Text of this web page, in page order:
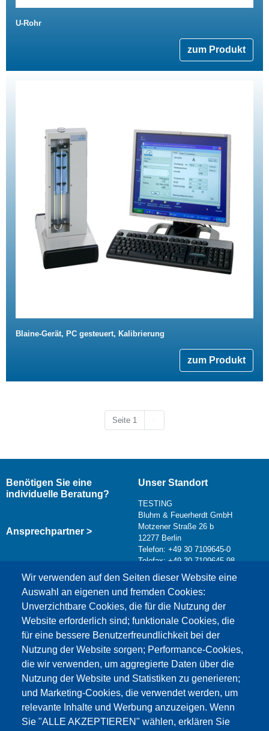
U-Rohr
zum Produkt
Blaine-Gerät, PC gesteuert, Kalibrierung
zum Produkt
Seite 1
Wir verwenden auf den Seiten dieser Website eine
Auswahl an eigenen und fremden Cookies:
Unverzichtbare Cookies, die für die Nutzung der
Website erforderlich sind; funktionale Cookies, die
für eine bessere Benutzerfreundlichkeit bei der
Nutzung der Website sorgen; Performance-Cookies,
die wir verwenden, um aggregierte Daten über die
Nutzung der Website und Statistiken zu generieren;
und Marketing-Cookies, die verwendet werden, um
relevante Inhalte und Werbung anzuzeigen. Wenn
Sie "ALLE AKZEPTIEREN" wählen, erklären Sie
Benötigen Sie eine
individuelle Beratung?
Ansprechpartner >
Unser Standort
TESTING
Bluhm & Feuerherdt GmbH
Motzener Straße 26 b
12277 Berlin
Telefon: +49 30 7109645-0
Telefax: +49 30 7109645-98
info@testing.de
Dieser Inhalt ist blockiert, da die Google Maps
Cookies nicht akzeptiert wurden.
NUR DIE GOOGLE MAPS COOKIES
AKZEPTIEREN.